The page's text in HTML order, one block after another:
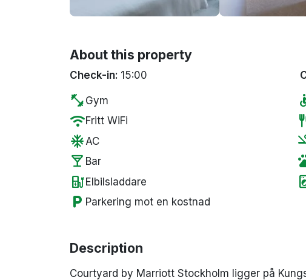
About this property
Check-in: 15:00
fitness_center Gym
wifiFritt WiFi
ac_unit AC
local_bar Bar
ev_station Elbilsladdare
local_parking Parkering mot en kostnad
Description
Courtyard by Marriott Stockholm ligger på